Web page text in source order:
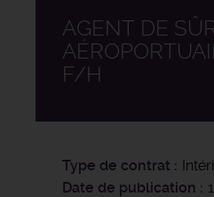
AGENT DE
F/H
Type de contrat
Date de publication